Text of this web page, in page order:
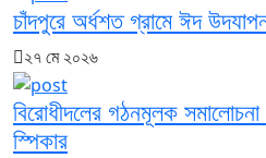
চাঁদপুরে অর্ধশত গ্রামে ঈদ
২৭ মে ২০২৬
বিরোধীদলের গঠনমূলক
স্পিকার